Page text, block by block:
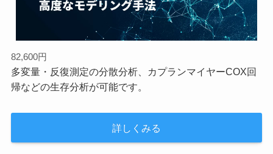
82,600円
多変量・反復測定の分散分析、カプランマイヤーCOX回
帰などの生存分析が可能です。
詳しくみる